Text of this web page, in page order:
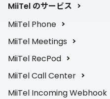
MiiTel のサービス
MiiTel Phone
MiiTel Meetings
MiiTel RecPod
MiiTel Call Center
MiiTel Incoming Webhook